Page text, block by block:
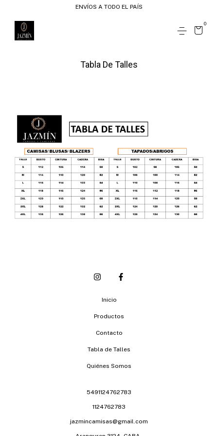
ENVÍOS A TODO EL PAÍS
0
Tabla De Talles
Inicio
Productos
Contacto
Tabla de Talles
Quiénes Somos
5491124762783
1124762783
jazmincamisas@gmail.com